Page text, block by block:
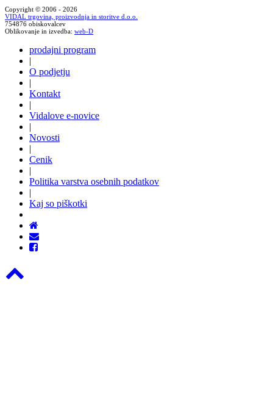
Copyright © 2006 - 2026
VIDAL trgovina, proizvodnja in storitve d.o.o.
754876 obiskovalcev
Oblikovanje in izvedba: web-D
prodajni program
|
O podjetju
|
Kontakt
|
Vidalove e-novice
|
Novosti
|
Cenik
|
Politika varstva osebnih podatkov
|
Kaj so piškotki